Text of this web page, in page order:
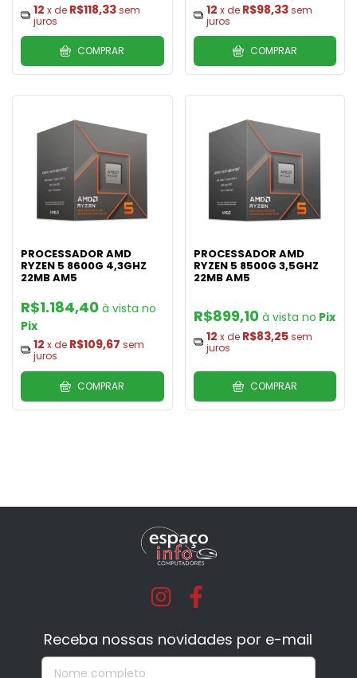
12 x de R$118,33sem
juros
COMPRAR
12 x de R$98,33 sem
juros
COMPRAR
PROCESSADOR AMD
RYZEN 5 8600G 4,3GHZ
22MB AM5
R$1.184,40
Pix
12 x de R$109,67 sem
juros
COMPRAR
PROCESSADOR AMD
RYZEN 5 8500G 3,5GHZ
22MB AM5
R$899,10
Pix
12 x de R$83,25 sem
juros
COMPRAR
Receba nossas novidades por e-mail